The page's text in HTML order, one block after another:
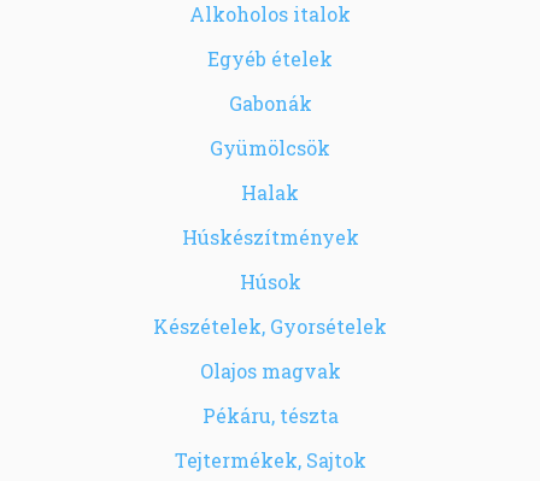
Alkoholos italok
Egyéb ételek
Gabonák
Gyümölcsök
Halak
Húskészítmények
Húsok
Készételek, Gyorsételek
Olajos magvak
Pékáru, tészta
Tejtermékek, Sajtok